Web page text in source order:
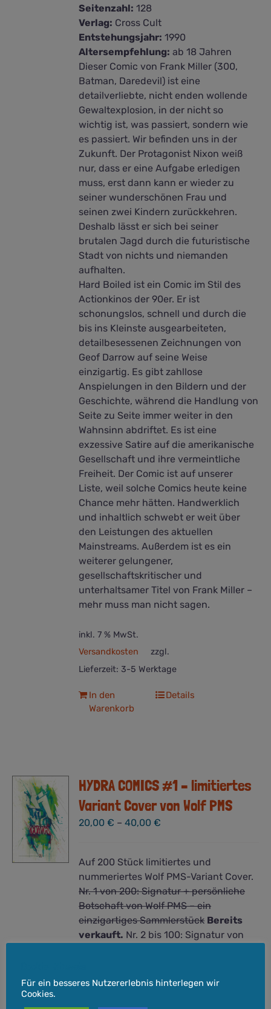
Seitenzahl: 128
Verlag: Cross Cult
Entstehungsjahr: 1990
Altersempfehlung: ab 18 Jahren
Dieser Comic von Frank Miller (300,
Batman, Daredevil) ist eine
detailverliebte, nicht enden wollende
Gewaltexplosion, in der nicht so
wichtig ist, was passiert, sondern wie
es passiert. Wir befinden uns in der
Zukunft. Der Protagonist Nixon weiß
nur, dass er eine Aufgabe erledigen
muss, erst dann kann er wieder zu
seiner wunderschönen Frau und
seinen zwei Kindern zurückkehren.
Deshalb lässt er sich bei seiner
brutalen Jagd durch die futuristische
Stadt von nichts und niemanden
aufhalten.
Hard Boiled ist ein Comic im Stil des
Actionkinos der 90er. Er ist
schonungslos, schnell und durch die
bis ins Kleinste ausgearbeiteten,
detailbesessenen Zeichnungen von
Geof Darrow auf seine Weise
einzigartig. Es gibt zahllose
Anspielungen in den Bildern und der
Geschichte, während die Handlung von
Seite zu Seite immer weiter in den
Wahnsinn abdriftet. Es ist eine
exzessive Satire auf die amerikanische
Gesellschaft und ihre vermeintliche
Freiheit. Der Comic ist auf unserer
Liste, weil solche Comics heute keine
Chance mehr hätten. Handwerklich
und inhaltlich schwebt er weit über
den Leistungen des aktuellen
Mainstreams. Außerdem ist es ein
weiterer gelungener,
gesellschaftskritischer und
unterhaltsamer Titel von Frank Miller –
mehr muss man nicht sagen.
inkl. 7 % MwSt.
zzgl.
Versandkosten
Lieferzeit: 3-5 Werktage
In den
Warenkorb
Details
HYDRA COMICS #1 – limitiertes
Variant Cover von Wolf PMS
20,00€ –40,00€
Auf 200 Stück limitiertes und
nummeriertes Wolf PMS-Variant Cover.
Nr. 1 von 200: Signatur + persönliche
Botschaft von Wolf PMS – ein
einzigartiges Sammlerstück Bereits
verkauft. Nr. 2 bis 100: Signatur von
Künstlers Nr. 101 bis 200: Nummeriertes
Für ein besseres Nutzererlebnis hinterlegen wir
Cookies.